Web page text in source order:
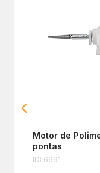
Motor de
pontas
ID: 6991